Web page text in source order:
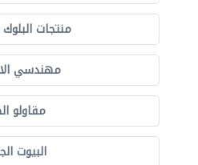
منتجات
مهندسي
مقاولو
البيوت